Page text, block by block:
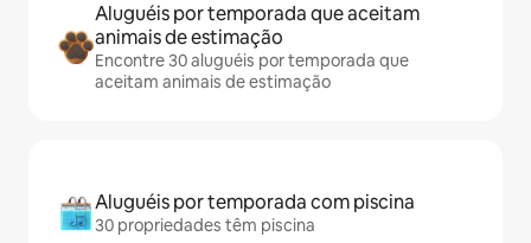
Aluguéis por temporada que aceitam
animais de estimação
Encontre 30 aluguéis por temporada que
aceitam animais de estimação
Aluguéis por temporada com piscina
30 propriedades têm piscina